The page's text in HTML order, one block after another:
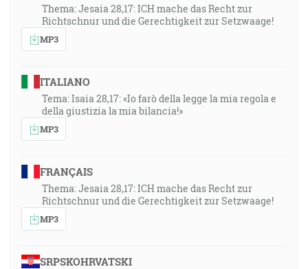
Thema: Jesaia 28,17: ICH mache das Recht zur
Richtschnur und die Gerechtigkeit zur Setzwaage!
MP3
ITALIANO
Tema: Isaia 28,17: «Io farò della legge la mia regola e
della giustizia la mia bilancia!»
MP3
FRANÇAIS
Thema: Jesaia 28,17: ICH mache das Recht zur
Richtschnur und die Gerechtigkeit zur Setzwaage!
MP3
SRPSKOHRVATSKI